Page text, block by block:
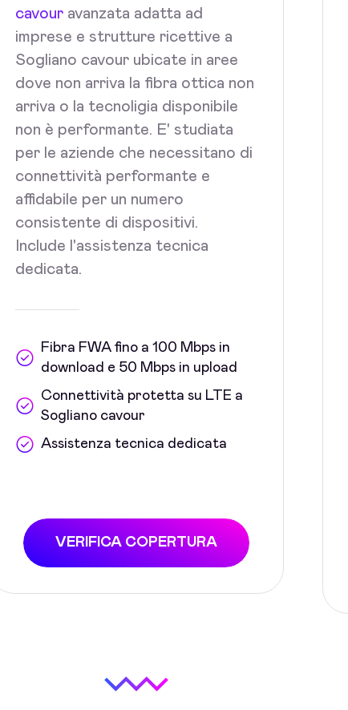
cavour avanzata adatta ad
imprese e strutture ricettive a
Sogliano cavour ubicate in aree
dove non arriva la fibra ottica non
arriva o la tecnoligia disponibile
non è performante. E' studiata
per le aziende che necessitano di
connettività performante e
affidabile per un numero
consistente di dispositivi.
Include l'assistenza tecnica
dedicata.
Fibra FWA fino a 100 Mbps in
download e 50 Mbps in upload
Connettività protetta su LTE a
Sogliano cavour
Assistenza tecnica dedicata
VERIFICA COPERTURA